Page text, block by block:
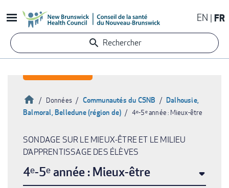
au
contenu
principal
EN FR
Rechercher
d'Ariane
Accueil
Données Communautés du CSNB
Dalhousie,
Balmoral, Belledune (région de)
4ᵉ-5ᵉ année : Mieux-être
SONDAGE SUR LE MIEUX-ÊTRE ET LE MILIEU
D’APPRENTISSAGE DES ÉLÈVES
4ᵉ-5ᵉ année : Mieux-être